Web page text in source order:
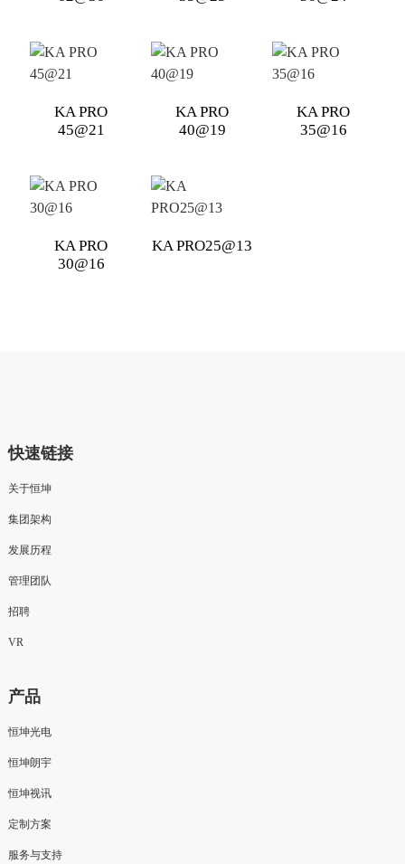
KA PRO
45@21
KA PRO
40@19
KA PRO
35@16
KA PRO
30@16
KA PRO25@13
快速链接
关于恒坤
集团架构
发展历程
管理团队
招聘
VR
产品
恒坤光电
恒坤朗宇
恒坤视讯
定制方案
服务与支持